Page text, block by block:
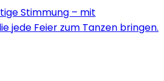
Stimmung – mit
jede Feier zum Tanzen bringen.